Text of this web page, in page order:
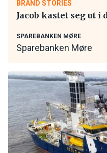
BRAND STORIES
Jacob kastet seg ut i
SPAREBANKEN MØRE
Sparebanken Møre